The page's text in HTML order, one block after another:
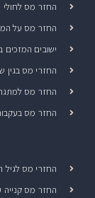
החזר מס לחולי
החזר מס על
ישובים
החזרי מס בגין
החזר מס
החזר מס
החזרי מס לגיל
החזר מס קנייה